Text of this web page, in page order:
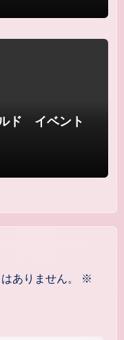
ド イベント
ありません。
※